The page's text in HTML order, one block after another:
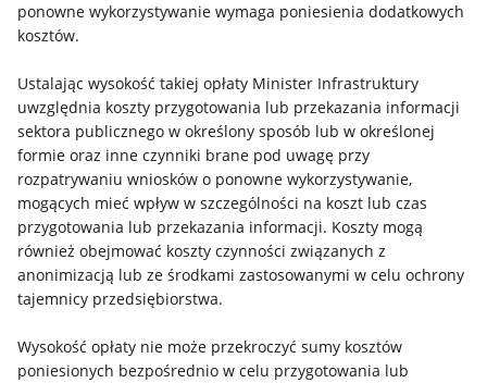
ponowne wykorzystywanie wymaga poniesienia dodatkowych
kosztów.
Ustalając wysokość takiej opłaty Minister Infrastruktury
uwzględnia koszty przygotowania lub przekazania informacji
sektora publicznego w określony sposób lub w określonej
formie oraz inne czynniki brane pod uwagę przy
rozpatrywaniu wniosków o ponowne wykorzystywanie,
mogących mieć wpływ w szczególności na koszt lub czas
przygotowania lub przekazania informacji. Koszty mogą
również obejmować koszty czynności związanych z
anonimizacją lub ze środkami zastosowanymi w celu ochrony
tajemnicy przedsiębiorstwa.
Wysokość opłaty nie może przekroczyć sumy kosztów
poniesionych bezpośrednio w celu przygotowania lub